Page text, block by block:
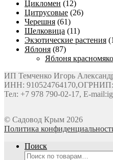
Цикломен (12)
Цитрусовые (26)
Черешня (61)
Шелковица (11)
Экзотические растения
Яблоня (87)
Яблоня
ИП Темченко Игорь
ИНН: 910524764170,ОГРНИП:
Тел: +7 978 790-02-17, E-
© Садовод Крым 2026
Политика
Поиск
Искать: